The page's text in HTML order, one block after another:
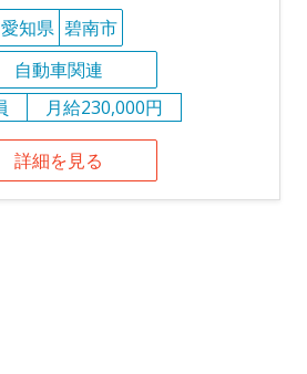
愛知県 碧南市
自動車関連
月給230,000円
詳細を見る